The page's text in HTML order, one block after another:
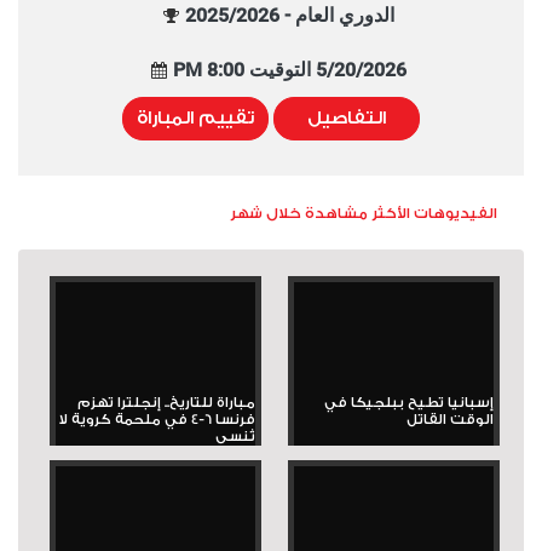
الدوري العام - 2025/2026
5/20/2026 التوقيت 8:00 PM
التفاصيل تقييم المباراة
الفيديوهات الأكثر مشاهدة خلال شهر
إسبانيا تطيح ببلجيكا في
الوقت القاتل
مباراة للتاريخ.. إنجلترا تهزم
فرنسا 6-4 في ملحمة كروية لا
تُنسى